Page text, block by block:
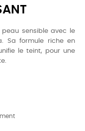
sensible avec le
Sa formule riche en
le teint, pour une